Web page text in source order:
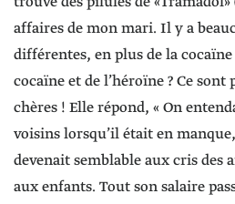
affaires de mon mari. Il y a
différentes, en plus de la cocaïne
cocaïne et de l’héroïne ? Ce
chères ! Elle répond, « On
voisins lorsqu’il était en
devenait semblable aux cris des
aux enfants. Tout son salaire